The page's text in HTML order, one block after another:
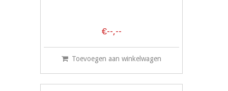
€--,--
Toevoegen aan winkelwagen